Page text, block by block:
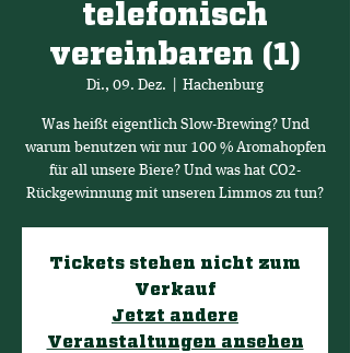
telefonisch
vereinbaren (1)
Di., 09. Dez. Hachenburg
Was heißt eigentlich Slow-Brewing? Und
warum benutzen wir nur 100 % Aromahopfen
für all unsere Biere? Und was hat CO2-
Rückgewinnung mit unseren Limmos zu tun?
Tickets stehen nicht zum
Verkauf
Jetzt andere
Veranstaltungen ansehen